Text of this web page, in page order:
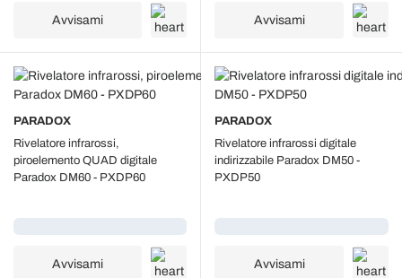
Avvisami Avvisami
PARADOX
Rivelatore infrarossi,
piroelemento QUAD digitale
Paradox DM60 - PXDP60
Avvisami
PARADOX
Rivelatore infrarossi digitale
indirizzabile Paradox DM50 -
PXDP50
Avvisami